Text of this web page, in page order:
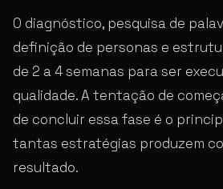
O diagnóstico, pesquisa de
definição de personas e
de 2 a 4 semanas para ser
qualidade. A tentação de
de concluir essa fase é o
tantas estratégias produzem
resultado.